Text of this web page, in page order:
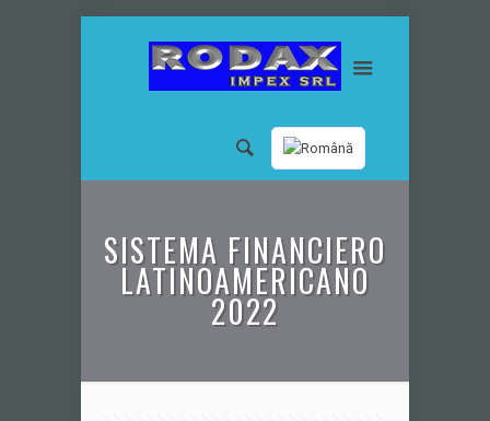
SISTEMA FINANCIERO
LATINOAMERICANO
2022